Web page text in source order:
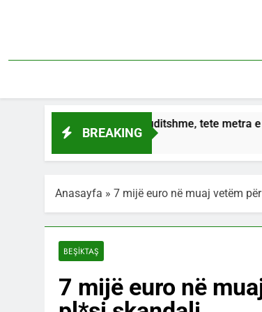
BREAKING
gjeja e cuditshme, tete metra e gjate
Anasayfa » 7 mijë euro në muaj vetëm
BEŞİKTAŞ
7 mijë euro në